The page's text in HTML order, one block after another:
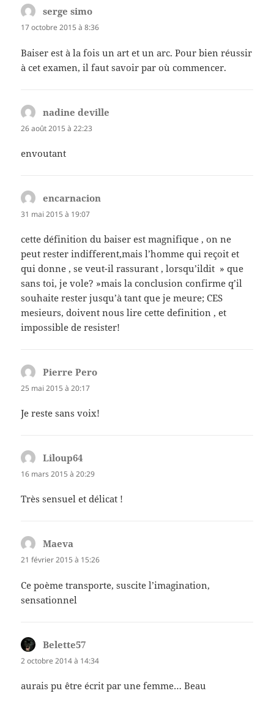
serge simo
17 octobre 2015 à 8:36
Baiser est à la fois un art et un arc. Pour bien réussir
à cet examen, il faut savoir par où commencer.
nadine deville
26 août 2015 à 22:23
envoutant
encarnacion
31 mai 2015 à 19:07
cette définition du baiser est magnifique , on ne
peut rester indifferent,mais l’homme qui reçoit et
qui donne , se veut-il rassurant , lorsqu’ildit » que
sans toi, je vole? »mais la conclusion confirme q’il
souhaite rester jusqu’à tant que je meure; CES
mesieurs, doivent nous lire cette definition , et
impossible de resister!
Pierre Pero
25 mai 2015 à 20:17
Je reste sans voix!
Liloup64
16 mars 2015 à 20:29
Très sensuel et délicat !
Maeva
21 février 2015 à 15:26
Ce poème transporte, suscite l’imagination,
sensationnel
Belette57
2 octobre 2014 à 14:34
aurais pu être écrit par une femme… Beau